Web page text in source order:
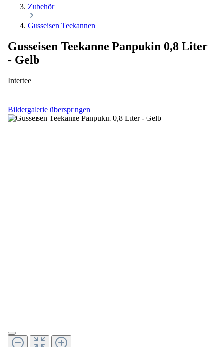
Zubehör
Gusseisen Teekannen
Gusseisen Teekanne Panpukin 0,8 Liter
- Gelb
Intertee
Bildergalerie überspringen